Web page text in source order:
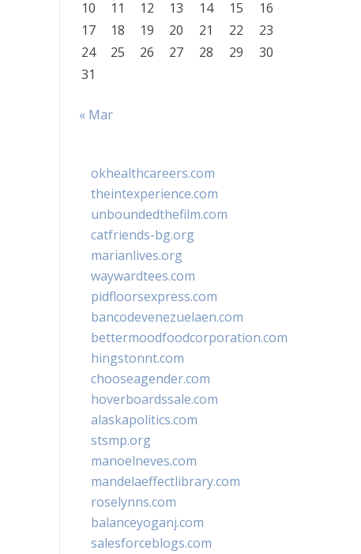
10
11 12 13 14 15
16
17
18 19 20 21 22
23
24
25 26 27 28 29
30
31
« Mar
okhealthcareers.com
theintexperience.com
unboundedthefilm.com
catfriends-bg.org
marianlives.org
waywardtees.com
pidfloorsexpress.com
bancodevenezuelaen.com
bettermoodfoodcorporation.com
hingstonnt.com
chooseagender.com
hoverboardssale.com
alaskapolitics.com
stsmp.org
manoelneves.com
mandelaeffectlibrary.com
roselynns.com
balanceyoganj.com
salesforceblogs.com